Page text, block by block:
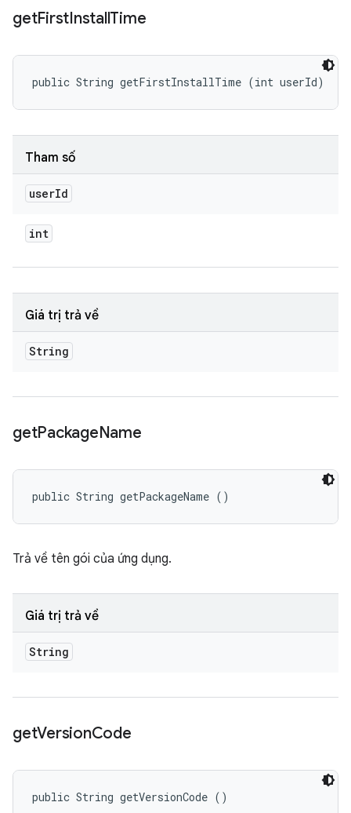
getFirstInstallTime
public String getFirstInstallTime (int userId)
Tham số
userId
int
Giá trị trả về
String
getPackageName
public String getPackageName ()
Trả về tên gói của ứng dụng.
Giá trị trả về
String
getVersionCode
public String getVersionCode ()